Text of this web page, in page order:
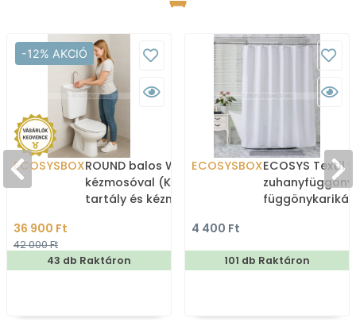
-12% AKCIÓ
ECOSYSBOXROUND balos WC tartály
kézmosóval (Kombi WC
tartály és kézmosó)
36 900 Ft
42 000 Ft
43 db Raktáron
ECOSYSBOXECOSYS Textil
zuhanyfüggöny
4 400 Ft
101 db Raktáron